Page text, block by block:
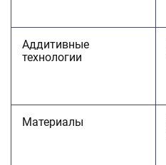
Аддитивные
технологии
Материалы